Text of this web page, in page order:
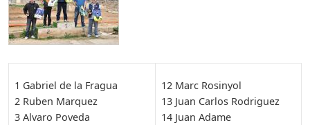
1 Gabriel de la Fragua
2 Ruben Marquez
3 Alvaro Poveda
12 Marc Rosinyol
13 Juan Carlos Rodriguez
14 Juan Adame